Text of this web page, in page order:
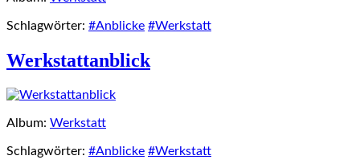
Schlagwörter: #Anblicke #Werkstatt
Werkstattanblick
Album: Werkstatt
Schlagwörter: #Anblicke #Werkstatt